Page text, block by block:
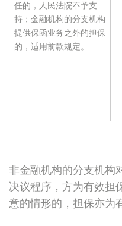
任的，人民法院不予支
持；金融机构的分支机构
提供保函业务之外的担保
的，适用前款规定。
非金融机构的分支机构
决议程序，方为有效担
意的情形的，担保亦为